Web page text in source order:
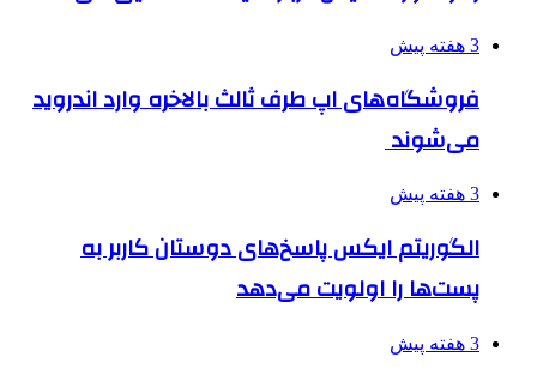
3 هفته پیش
فروشگاه‌های اپ طرف ثالث بالاخره وارد اندروید
می‌شوند
3 هفته پیش
الگوریتم ایکس پاسخ‌های دوستان کاربر به
پست‌ها را اولویت می‌دهد
3 هفته پیش